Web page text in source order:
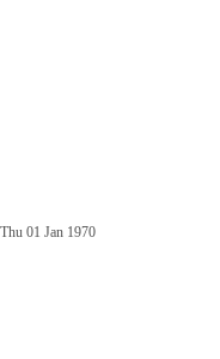
Thu 01 Jan 1970